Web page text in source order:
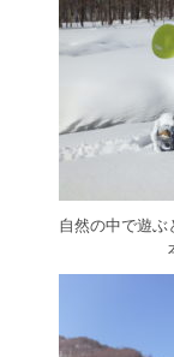
自然の中で遊ぶ